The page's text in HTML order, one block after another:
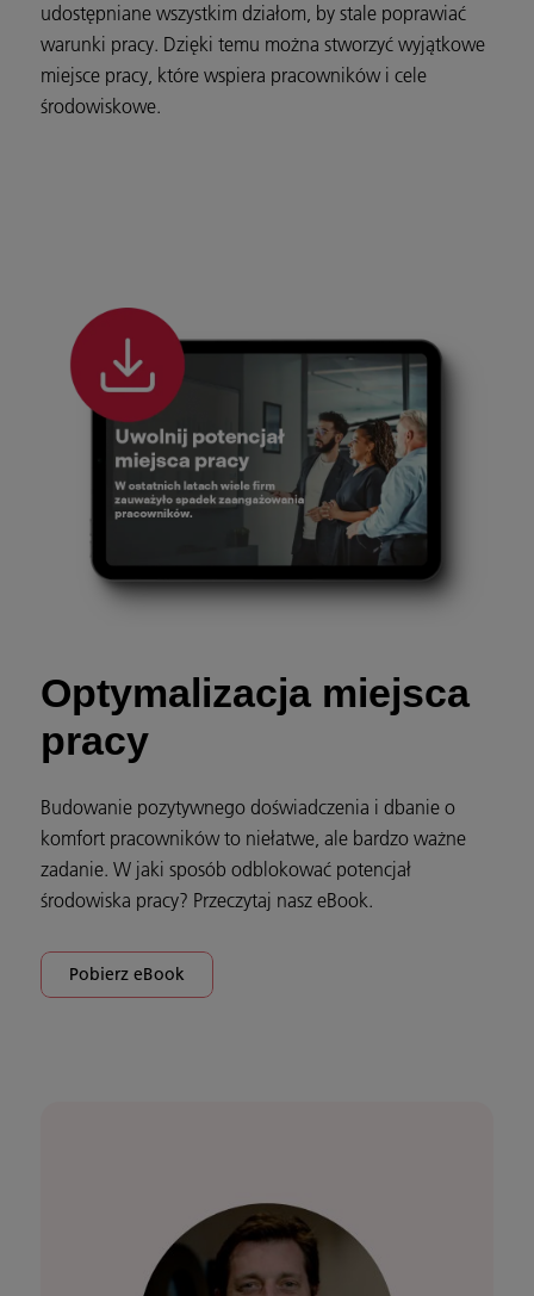
udostępniane wszystkim działom, by stale poprawiać
warunki pracy. Dzięki temu można stworzyć wyjątkowe
miejsce pracy, które wspiera pracowników i cele
środowiskowe.
Optymalizacja miejsca
pracy
Budowanie pozytywnego doświadczenia i dbanie o
komfort pracowników to niełatwe, ale bardzo ważne
zadanie. W jaki sposób odblokować potencjał
środowiska pracy? Przeczytaj nasz eBook.
Pobierz eBook